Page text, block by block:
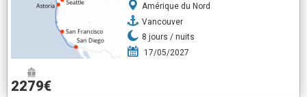
Amérique du Nord
Vancouver
8 jours / nuits
17/05/2027
2279€